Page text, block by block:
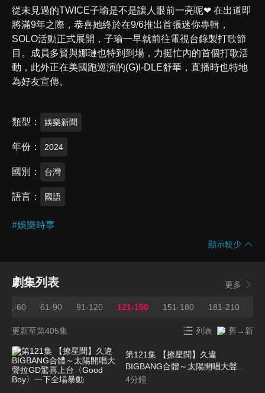
從未見過的TWICE子瑜是不是讓人眼前一亮呢❤ 在出道即
將滿9年之際，恭喜她終於在9/6推出首張迷你專輯，
SOLO活動正式展開，子瑜一早就前往電視台錄製打歌節
目。成員多賢與娜璉也特到到場，力挺忙內的首個打歌活
動，此外正在美國跑巡演的(G)I-DLE舒華，直播時也特地
為好友宣傳。
類型 娛樂新聞
年份 2024
國別 台灣
語言 國語
#娛樂時事
顯示較少
劇集列表 更多
31-60 61-90 91-120 121-150 151-180 181-210
更新至第405集 列表 舊→新
第121集 【撩星聞】久違
BIGBANG合體～太陽開唱大聲拉
GD驚喜上台〈Good Boy〉一下全
4分鐘